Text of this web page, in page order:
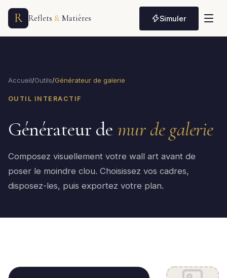
R Reflets &Matières Simuler
Accueil/Outils/Générateur de galerie
OUTIL INTERACTIF
Générateur de mur de galerie
Composez visuellement votre wall art avant de
poser le moindre clou. Choisissez vos cadres,
disposez-les, puis exportez votre plan.